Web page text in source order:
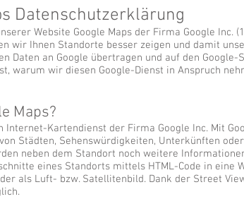
Datenschutzerklärung
Website Google Maps der Firma Google Inc.
wir Ihnen Standorte besser zeigen und damit
Daten an Google übertragen und auf den
warum wir diesen Google-Dienst in Anspruch
Maps?
Internet-Kartendienst der Firma Google Inc. Mit
Städten, Sehenswürdigkeiten, Unterkünften
neben dem Standort noch weitere
eines Standorts mittels HTML-Code in eine
als Luft- bzw. Satellitenbild. Dank der Street